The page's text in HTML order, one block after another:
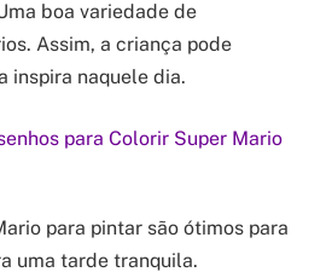
boa variedade de
Assim, a criança pode
inspira naquele dia.
para Colorir Super Mario
para pintar são ótimos para
uma tarde tranquila.